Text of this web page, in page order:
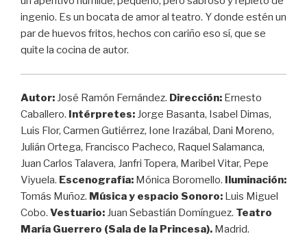
ingenio. Es un bocata de amor al teatro. Y donde estén un
par de huevos fritos, hechos con cariño eso sí, que se
quite la cocina de autor.
Autor: José Ramón Fernández. Dirección: Ernesto
Caballero. Intérpretes: Jorge Basanta, Isabel Dimas,
Luis Flor, Carmen Gutiérrez, Ione Irazábal, Dani Moreno,
Julián Ortega, Francisco Pacheco, Raquel Salamanca,
Juan Carlos Talavera, Janfri Topera, Maribel Vitar, Pepe
Viyuela. Escenografía: Mónica Boromello. Iluminación:
Tomás Muñoz. Música y espacio Sonoro: Luis Miguel
Cobo. Vestuario: Juan Sebastián Domínguez. Teatro
María Guerrero (Sala de la Princesa). Madrid.